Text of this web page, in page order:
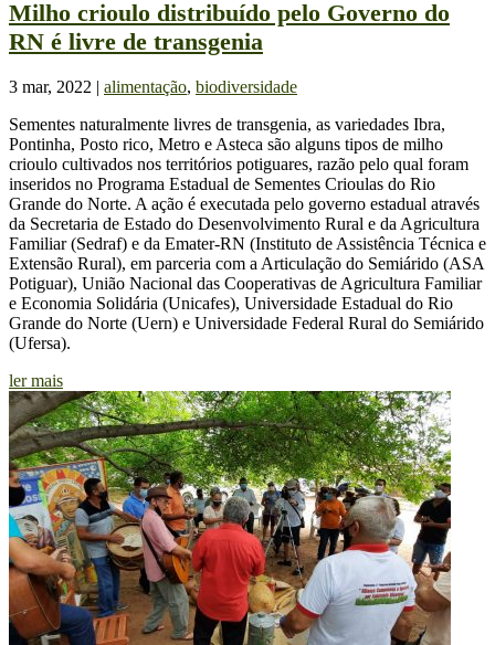
Milho crioulo distribuído pelo Governo do
RN é livre de transgenia
3 mar, 2022 | alimentação, biodiversidade
Sementes naturalmente livres de transgenia, as variedades Ibra,
Pontinha, Posto rico, Metro e Asteca são alguns tipos de milho
crioulo cultivados nos territórios potiguares, razão pelo qual foram
inseridos no Programa Estadual de Sementes Crioulas do Rio
Grande do Norte. A ação é executada pelo governo estadual através
da Secretaria de Estado do Desenvolvimento Rural e da Agricultura
Familiar (Sedraf) e da Emater-RN (Instituto de Assistência Técnica e
Extensão Rural), em parceria com a Articulação do Semiárido (ASA
Potiguar), União Nacional das Cooperativas de Agricultura Familiar
e Economia Solidária (Unicafes), Universidade Estadual do Rio
Grande do Norte (Uern) e Universidade Federal Rural do Semiárido
(Ufersa).
ler mais